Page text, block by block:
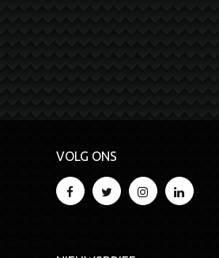
VOLG ONS